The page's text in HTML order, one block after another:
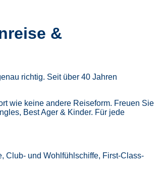
&
richtig. Seit über 40 Jahren
wie keine andere Reiseform. Freuen Sie
Best Ager & Kinder. Für jede
Club- und Wohlfühlschiffe, First-Class-